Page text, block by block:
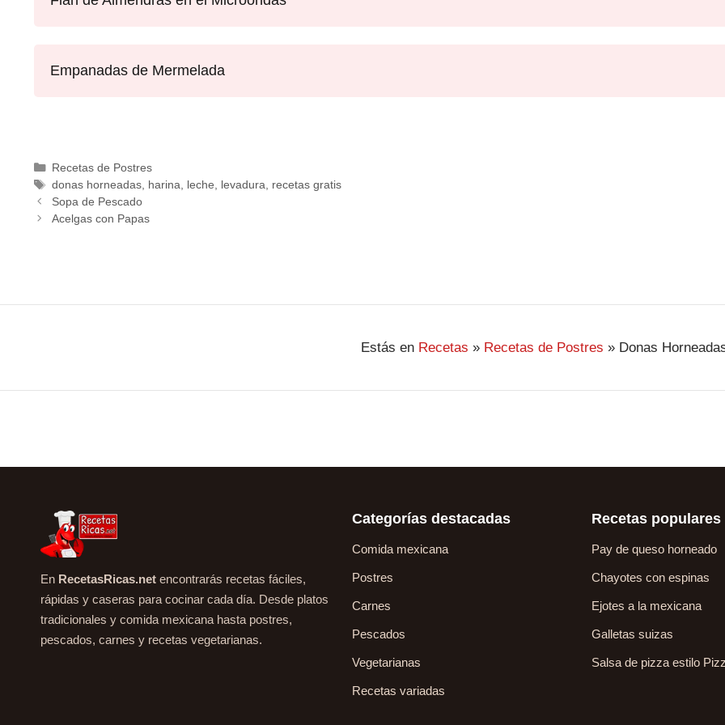
Empanadas de Mermelada
Recetas de Postres
donas horneadas, harina leche levadura
recetas gratis
Sopa de Pescado
Acelgas con Papas
Estás en Recetas » Recetas de Postres » Donas
En RecetasRicas.net encontrarás recetas fáciles,
rápidas y caseras para cocinar cada día. Desde platos
tradicionales y comida mexicana hasta postres,
pescados, carnes y recetas vegetarianas.
Categorías destacadas
Comida mexicana
Postres
Carnes
Pescados
Vegetarianas
Recetas variadas
Recetas populares
Pay de queso horneado
Chayotes con espinas
Ejotes a la mexicana
Galletas suizas
Salsa de pizza estilo